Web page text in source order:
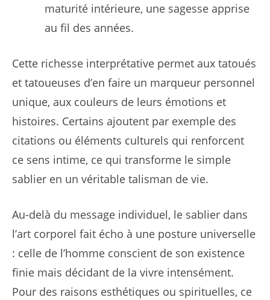
maturité intérieure, une sagesse apprise
au fil des années.
Cette richesse interprétative permet aux tatoués
et tatoueuses d’en faire un marqueur personnel
unique, aux couleurs de leurs émotions et
histoires. Certains ajoutent par exemple des
citations ou éléments culturels qui renforcent
ce sens intime, ce qui transforme le simple
sablier en un véritable talisman de vie.
Au-delà du message individuel, le sablier dans
l’art corporel fait écho à une posture universelle
: celle de l’homme conscient de son existence
finie mais décidant de la vivre intensément.
Pour des raisons esthétiques ou spirituelles, ce